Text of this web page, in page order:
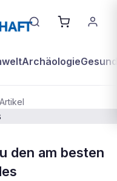
Archäologie
Artikel
Mars
den am besten